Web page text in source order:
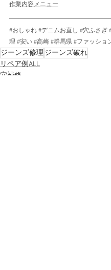
作業内容メニュー
#おしゃれ #デニムお直し #穴ふさぎ
理 #安い #高崎 #群馬県 #ファッショ
ジーンズ修理ジーンズ破れ
リペア例ALL
穴補修